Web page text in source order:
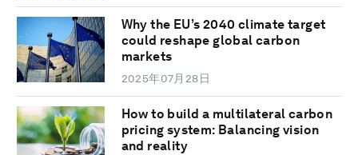
Why the EU’s 2040 climate target
could reshape global carbon
markets
2025年07月28日
How to build a multilateral carbon
pricing system: Balancing vision
and reality